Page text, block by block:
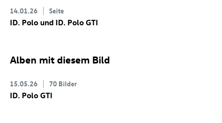
14.01.26 Seite
ID. Polo und ID. Polo GTI
Alben mit diesem Bild
15.05.26 70 Bilder
ID. Polo GTI